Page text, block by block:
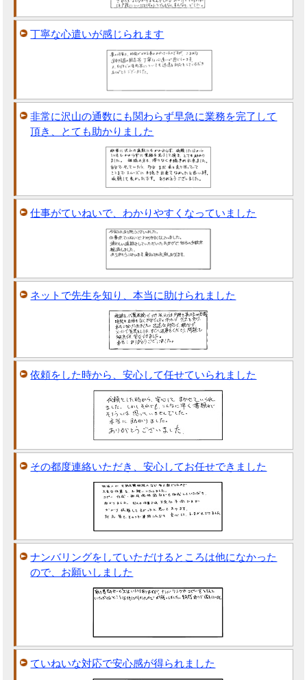
丁寧な心遣いが感じられます
非常に沢山の通数にも関わらず早急に業務を完了して
頂き、とても助かりました
仕事がていねいで、わかりやすくなっていました
ネットで先生を知り、本当に助けられました
依頼をした時から、安心して任せていられました
その都度連絡いただき、安心してお任せできました
ナンバリングをしていただけるところは他になかった
ので、お願いしました
ていねいな対応で安心感が得られました